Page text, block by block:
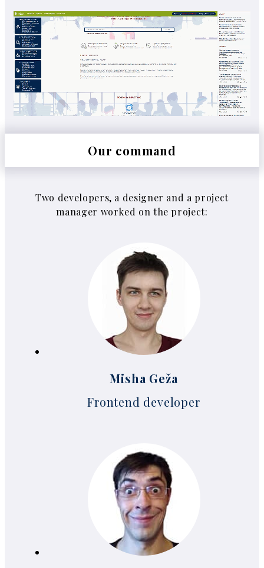
Our command
Two developers, a designer and a project
manager worked on the project:
Misha Geža
Frontend developer